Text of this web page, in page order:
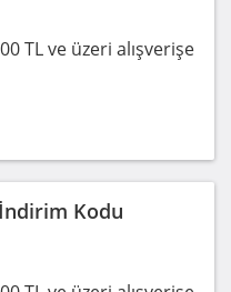
TL ve üzeri alışverişe
Kodu